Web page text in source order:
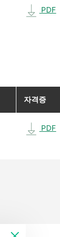
PDF
자격증
PDF